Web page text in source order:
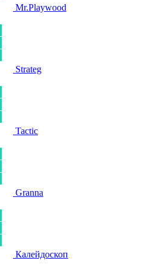
Mr.Playwood
Strateg
Tactic
Granna
Калейдоскоп